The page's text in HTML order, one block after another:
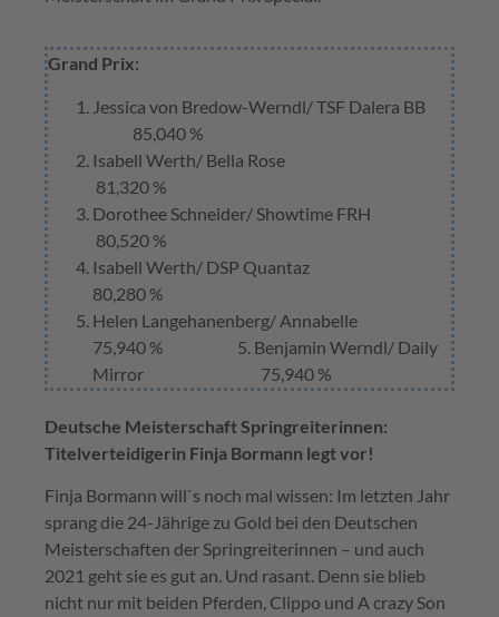
Grand Prix:
Jessica von Bredow-Werndl/ TSF Dalera BB
85,040 %
Isabell Werth/ Bella Rose
81,320 %
Dorothee Schneider/ Showtime FRH
80,520 %
Isabell Werth/ DSP Quantaz
80,280 %
Helen Langehanenberg/ Annabelle
75,940 % 5. Benjamin Werndl/ Daily
Mirror 75,940 %
Deutsche Meisterschaft Springreiterinnen:
Titelverteidigerin Finja Bormann legt vor!
Finja Bormann will`s noch mal wissen: Im letzten Jahr
sprang die 24-Jährige zu Gold bei den Deutschen
Meisterschaften der Springreiterinnen – und auch
2021 geht sie es gut an. Und rasant. Denn sie blieb
nicht nur mit beiden Pferden, Clippo und A crazy Son